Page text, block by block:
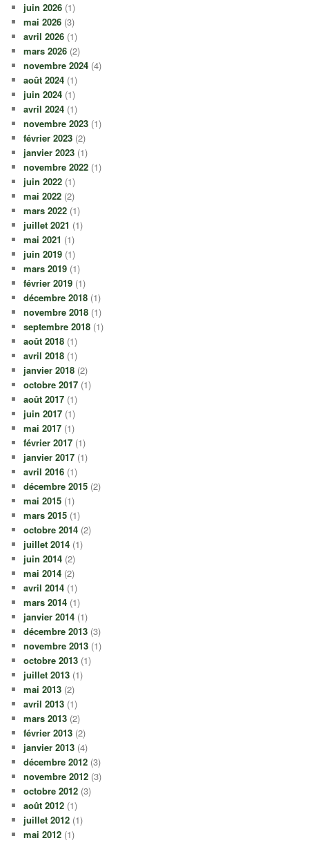
juin 2026 (1)
mai 2026 (3)
avril 2026 (1)
mars 2026 (2)
novembre 2024 (4)
août 2024 (1)
juin 2024 (1)
avril 2024 (1)
novembre 2023 (1)
février 2023 (2)
janvier 2023 (1)
novembre 2022 (1)
juin 2022 (1)
mai 2022 (2)
mars 2022 (1)
juillet 2021 (1)
mai 2021 (1)
juin 2019 (1)
mars 2019 (1)
février 2019 (1)
décembre 2018 (1)
novembre 2018 (1)
septembre 2018 (1)
août 2018 (1)
avril 2018 (1)
janvier 2018 (2)
octobre 2017 (1)
août 2017 (1)
juin 2017 (1)
mai 2017 (1)
février 2017 (1)
janvier 2017 (1)
avril 2016 (1)
décembre 2015 (2)
mai 2015 (1)
mars 2015 (1)
octobre 2014 (2)
juillet 2014 (1)
juin 2014 (2)
mai 2014 (2)
avril 2014 (1)
mars 2014 (1)
janvier 2014 (1)
décembre 2013 (3)
novembre 2013 (1)
octobre 2013 (1)
juillet 2013 (1)
mai 2013 (2)
avril 2013 (1)
mars 2013 (2)
février 2013 (2)
janvier 2013 (4)
décembre 2012 (3)
novembre 2012 (3)
octobre 2012 (3)
août 2012 (1)
juillet 2012 (1)
mai 2012 (1)